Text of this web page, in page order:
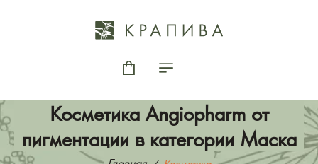
Косметика Angiopharm от
пигментации в категории Маска